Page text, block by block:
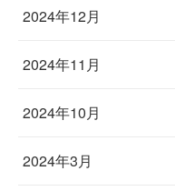
2024年12月
2024年11月
2024年10月
2024年3月